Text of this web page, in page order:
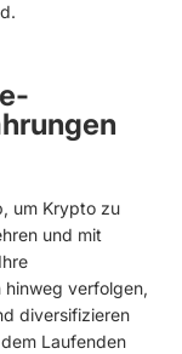
um Krypto zu
und mit
hinweg verfolgen,
diversifizieren
Laufenden